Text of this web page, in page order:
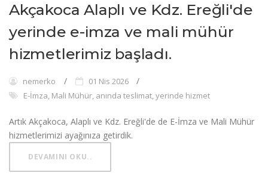
Akçakoca Alaplı ve Kdz. Ereğli'de
yerinde e-imza ve mali mühür
hizmetlerimiz başladı.
nemerko
01 Nis 2026
E-İmza, Mali Mühür, anında teslimat, yerinde hizmet
Artık Akçakoca, Alaplı ve Kdz. Ereğli'de de E-İmza ve Mali Mühür
hizmetlerimizi ayağınıza getirdik.
DEVAMINI OKU..